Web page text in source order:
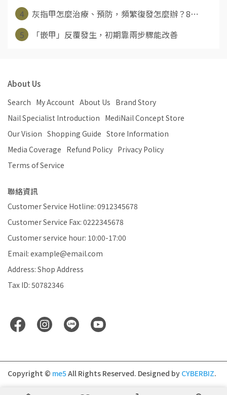
4
灰指甲怎麼治療、預防，頻繁復發怎麼辦？8⋯
5
「嵌甲」反覆發生，初期靠兩步驟能改善
About Us
Search My Account About Us Brand Story
Nail Specialist Introduction MediNail Concept Store
Our Vision Shopping Guide Store Information
Media Coverage Refund Policy Privacy Policy
Terms of Service
聯絡資訊
Customer Service Hotline: 0912345678
Customer Service Fax: 0222345678
Customer service hour: 10:00-17:00
Email: example@email.com
Address: Shop Address
Tax ID: 50782346
Copyright © me5All Rights Reserved. Designed by CYBERBIZ.